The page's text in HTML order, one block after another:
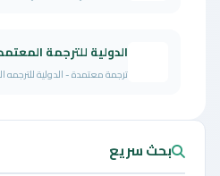
الدولية للترجمة
ترجمة معتمدة - الدولية
بحث سريع